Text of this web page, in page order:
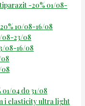
-20% 01/08-
10/08-16/08
08-23/08
08-16/08
08
04 do 31/08
i elasticity ultra light